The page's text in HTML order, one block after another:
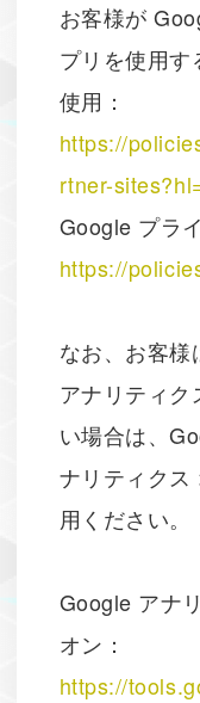
お客様が
プリを使用
使用：
https://
rtner-
Google プラ
https://
なお、お客
アナリティ
い場合は、
ナリティクス
用ください。
Google アナ
オン：
https://